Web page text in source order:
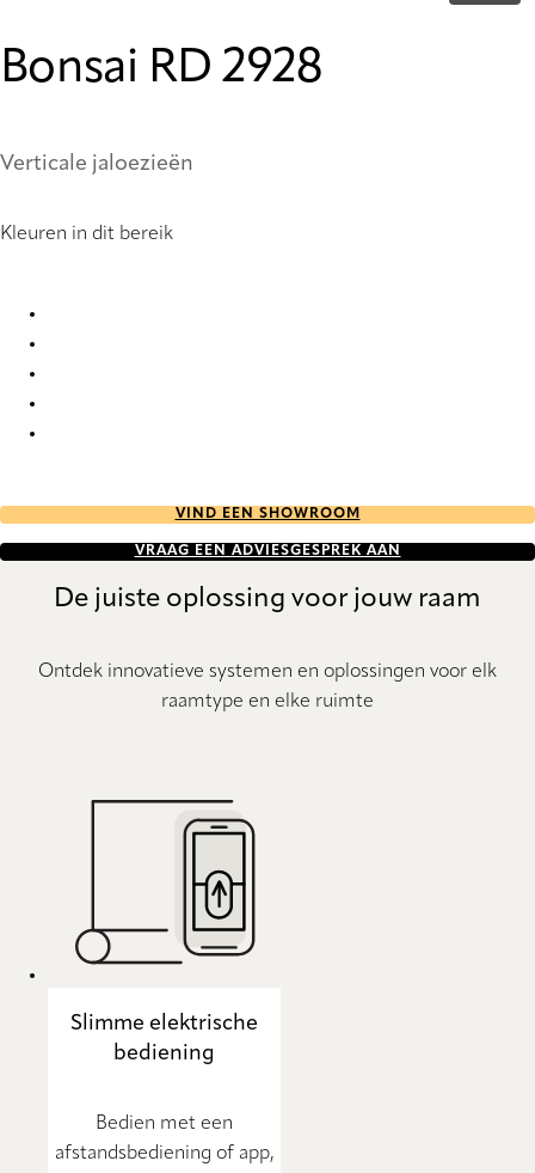
Bonsai RD 2928
Verticale jaloezieën
Kleuren in dit bereik
VIND EEN SHOWROOM
VRAAG EEN ADVIESGESPREK AAN
De juiste oplossing voor jouw raam
Ontdek innovatieve systemen en oplossingen voor elk
raamtype en elke ruimte
Slimme elektrische
bediening
Bedien met een
afstandsbediening of app,